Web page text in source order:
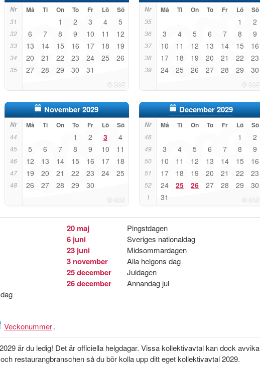
Nr Må Ti On To Fr Lö Sö
31 1 2 3 4 5
32 6 7 8 9 10 11 12
33 13 14 15 16 17 18 19
34 20 21 22 23 24 25 26
35 27 28 29 30 31
Nr Må Ti On To Fr Lö Sö
35 1 2
36 3 4 5 6 7 8 9
37 10 11 12 13 14 15 16
38 17 18 19 20 21 22 23
39 24 25 26 27 28 29 30
November 2029
Nr Må Ti On To Fr Lö Sö
44 1 2 3 4
45 5 6 7 8 9 10 11
46 12 13 14 15 16 17 18
47 19 20 21 22 23 24 25
48 26 27 28 29 30
December 2029
Nr Må Ti On To Fr Lö Sö
48 1 2
49 3 4 5 6 7 8 9
50 10 11 12 13 14 15 16
51 17 18 19 20 21 22 23
52 24 25 26 27 28 29 30
1 31
20 maj Pingstdagen
6 juni Sveriges nationaldag
23 juni Midsommardagen
3 november Alla helgons dag
25 december Juldagen
26 december Annandag jul
Veckonummer.
är du ledig! Det är officiella helgdagar. Vissa kollektivavtal kan dock avvika
restaurangbranschen så du bör kolla upp ditt eget kollektivavtal 2029.